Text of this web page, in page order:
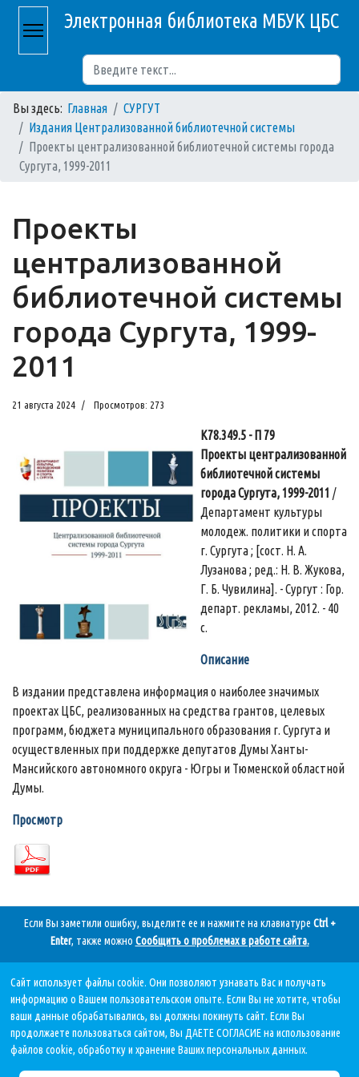
Электронная библиотека МБУК ЦБС
Вы здесь: Главная
СУРГУТ
Издания Централизованной библиотечной системы
Проекты централизованной библиотечной системы города
Сургута, 1999-2011
Проекты
централизованной
библиотечной системы
города Сургута, 1999-
2011
21 августа 2024 Просмотров: 273
К78.349.5 - П 79
Проекты централизованной
библиотечной системы
города Сургута, 1999-2011 /
Департамент культуры
молодеж. политики и спорта
г. Сургута ; [сост. Н. А.
Лузанова ; ред.: Н. В. Жукова,
Г. Б. Чувилина]. - Сургут : Гор.
департ. рекламы, 2012. - 40
с.
Описание
В издании представлена информация о наиболее значимых
проектах ЦБС, реализованных на средства грантов, целевых
программ, бюджета муниципального образования г. Сургута и
осуществленных при поддержке депутатов Думы Ханты-
Мансийского автономного округа - Югры и Тюменской областной
Думы.
Просмотр
Если Вы заметили ошибку, выделите ее и нажмите на клавиатуре Ctrl +
Enter, также можно Сообщить о проблемах в работе сайта.
Дата последнего обновления:
05.08.2026, в 11 11.
Сайт использует файлы cookie. Они позволяют узнавать Вас и получать
информацию о Вашем пользовательском опыте. Если Вы не хотите, чтобы
ваши данные обрабатывались, вы должны покинуть сайт. Если Вы
продолжаете пользоваться сайтом, Вы ДАЕТЕ СОГЛАСИЕ на использование
файлов cookie, обработку и хранение Ваших персональных данных.